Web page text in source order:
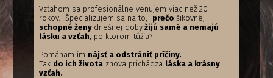
Vzťahom sa profesionálne venujem viac než 20
rokov. Špecializujem sa na to, prečo šikovné,
schopné ženy dnešnej dobyžijú samé a nemajú
lásku a vzťah, po ktorom túžia?
Pomáham im nájsť a odstrániť príčiny.
Tak do ich životaznova prichádza láska a krásny
vzťah.